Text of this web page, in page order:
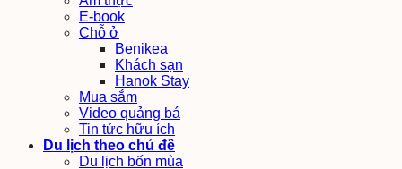
E-book
Chỗ ở
Benikea
Khách sạn
Hanok Stay
Mua sắm
Video quảng bá
Tin tức hữu ích
Du lịch theo chủ đề
Du lịch bốn mùa